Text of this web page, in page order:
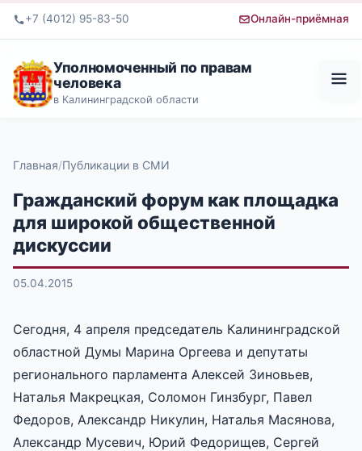
+7 (4012) 95-83-50 Онлайн-приёмная
Уполномоченный по правам
человека
в Калининградской области
Главная Публикации в СМИ
Гражданский форум как площадка
для широкой общественной
дискуссии
05.04.2015
Сегодня, 4 апреля председатель Калининградской
областной Думы Марина Оргеева и депутаты
регионального парламента Алексей Зиновьев,
Наталья Макрецкая, Соломон Гинзбург, Павел
Федоров, Александр Никулин, Наталья Масянова,
Александр Мусевич, Юрий Федорищев, Сергей